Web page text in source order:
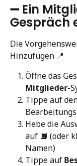
➖ Ein
Gespräch
Die
Hinzufügen 📍
Öffne das
Mitglieder-
Tippe auf
Hebe die
auf 🔲 (oder
Namen)
Tippe auf